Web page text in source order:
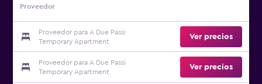
Proveedor
Proveedor para A Due Passi
Temporary Apartment
Ver precios
Proveedor para A Due Passi
Temporary Apartment
Ver precios